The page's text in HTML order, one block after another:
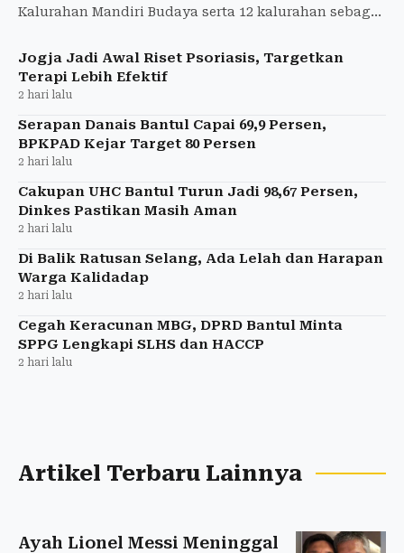
Kalurahan Mandiri Budaya serta 12 kalurahan sebagai
budaya lokal.
Jogja Jadi Awal Riset Psoriasis, Targetkan
Terapi Lebih Efektif
2 hari lalu
Serapan Danais Bantul Capai 69,9 Persen,
BPKPAD Kejar Target 80 Persen
2 hari lalu
Cakupan UHC Bantul Turun Jadi 98,67 Persen,
Dinkes Pastikan Masih Aman
2 hari lalu
Di Balik Ratusan Selang, Ada Lelah dan Harapan
Warga Kalidadap
2 hari lalu
Cegah Keracunan MBG, DPRD Bantul Minta
SPPG Lengkapi SLHS dan HACCP
2 hari lalu
Artikel Terbaru Lainnya
Ayah Lionel Messi Meninggal